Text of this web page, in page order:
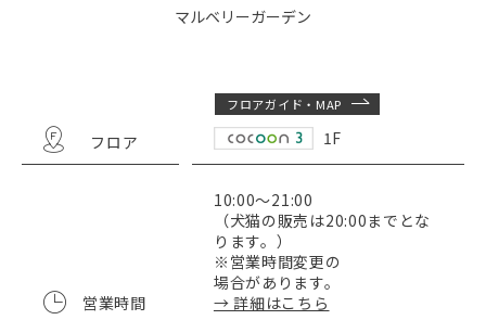
マルベリーガーデン
フロア
フロアガイド・MAP
1F
営業時間
10:00～21:00
（犬猫の販売は20:00までとな
ります。）
※営業時間変更の
場合があります。
→ 詳細はこちら